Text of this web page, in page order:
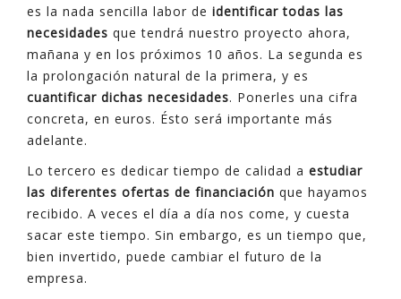
es la nada sencilla labor de identificar todas las
necesidades que tendrá nuestro proyecto ahora,
mañana y en los próximos 10 años. La segunda es
la prolongación natural de la primera, y es
cuantificar dichas necesidades. Ponerles una cifra
concreta, en euros. Ésto será importante más
adelante.
Lo tercero es dedicar tiempo de calidad a estudiar
las diferentes ofertas de financiación que hayamos
recibido. A veces el día a día nos come, y cuesta
sacar este tiempo. Sin embargo, es un tiempo que,
bien invertido, puede cambiar el futuro de la
empresa.